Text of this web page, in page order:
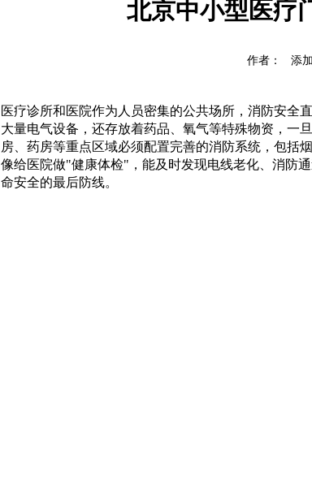
北京中小型医疗
作者： 添加
医疗诊所和医院作为人员密集的公共场所，消防安全
大量电气设备，还存放着药品、氧气等特殊物资，一
房、药房等重点区域必须配置完善的消防系统，包括
像给医院做"健康体检"，能及时发现电线老化、消防
命安全的最后防线。